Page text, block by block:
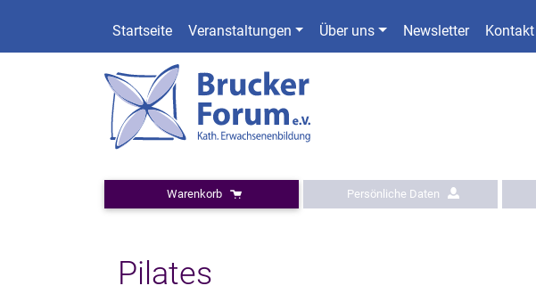
Startseite Veranstaltungen Über uns Newsletter Kontakt
Warenkorb Persönliche Daten
Pilates